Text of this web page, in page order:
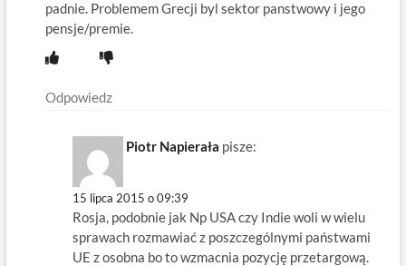
padnie. Problemem Grecji byl sektor panstwowy i jego
pensje/premie.
Odpowiedz
Piotr Napierała pisze:
15 lipca 2015 o 09:39
Rosja, podobnie jak Np USA czy Indie woli w wielu
sprawach rozmawiać z poszczególnymi państwami
UE z osobna bo to wzmacnia pozycję przetargową.